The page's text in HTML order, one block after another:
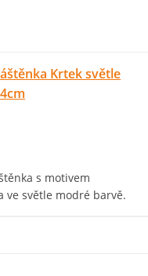
Krtek světle
s motivem
ve světle modré barvě.